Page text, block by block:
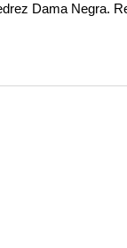
Dama Negra.